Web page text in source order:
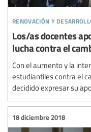
renovación y
Los/as docentes
lucha contra el
Con el aumento y la
estudiantiles contra el
decidido expresar su
18 diciembre 2018